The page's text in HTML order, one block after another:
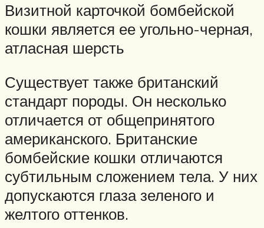
Визитной карточкой бомбейской
кошки является ее угольно-черная,
атласная шерсть
Существует также британский
стандарт породы. Он несколько
отличается от общепринятого
американского. Британские
бомбейские кошки отличаются
субтильным сложением тела. У них
допускаются глаза зеленого и
желтого оттенков.